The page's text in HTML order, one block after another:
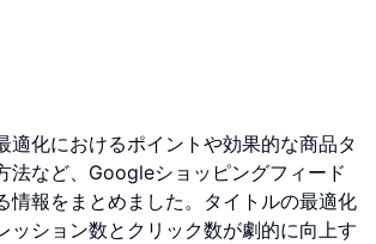
適化におけるポイントや効果的な商品タ
法など、Googleショッピングフィード
情報をまとめました。タイトルの最適化
ッション数とクリック数が劇的に向上す